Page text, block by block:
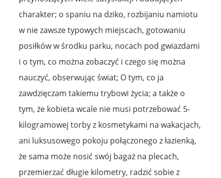
charakter; o spaniu na dziko, rozbijaniu namiotu
w nie zawsze typowych miejscach, gotowaniu
posiłków w środku parku, nocach pod gwiazdami
i o tym, co można zobaczyć i czego się można
nauczyć, obserwując świat; O tym, co ja
zawdzięczam takiemu trybowi życia; a także o
tym, że kobieta wcale nie musi potrzebować 5-
kilogramowej torby z kosmetykami na wakacjach,
ani luksusowego pokoju połączonego z łazienką,
że sama może nosić swój bagaż na plecach,
przemierzać długie kilometry, radzić sobie z